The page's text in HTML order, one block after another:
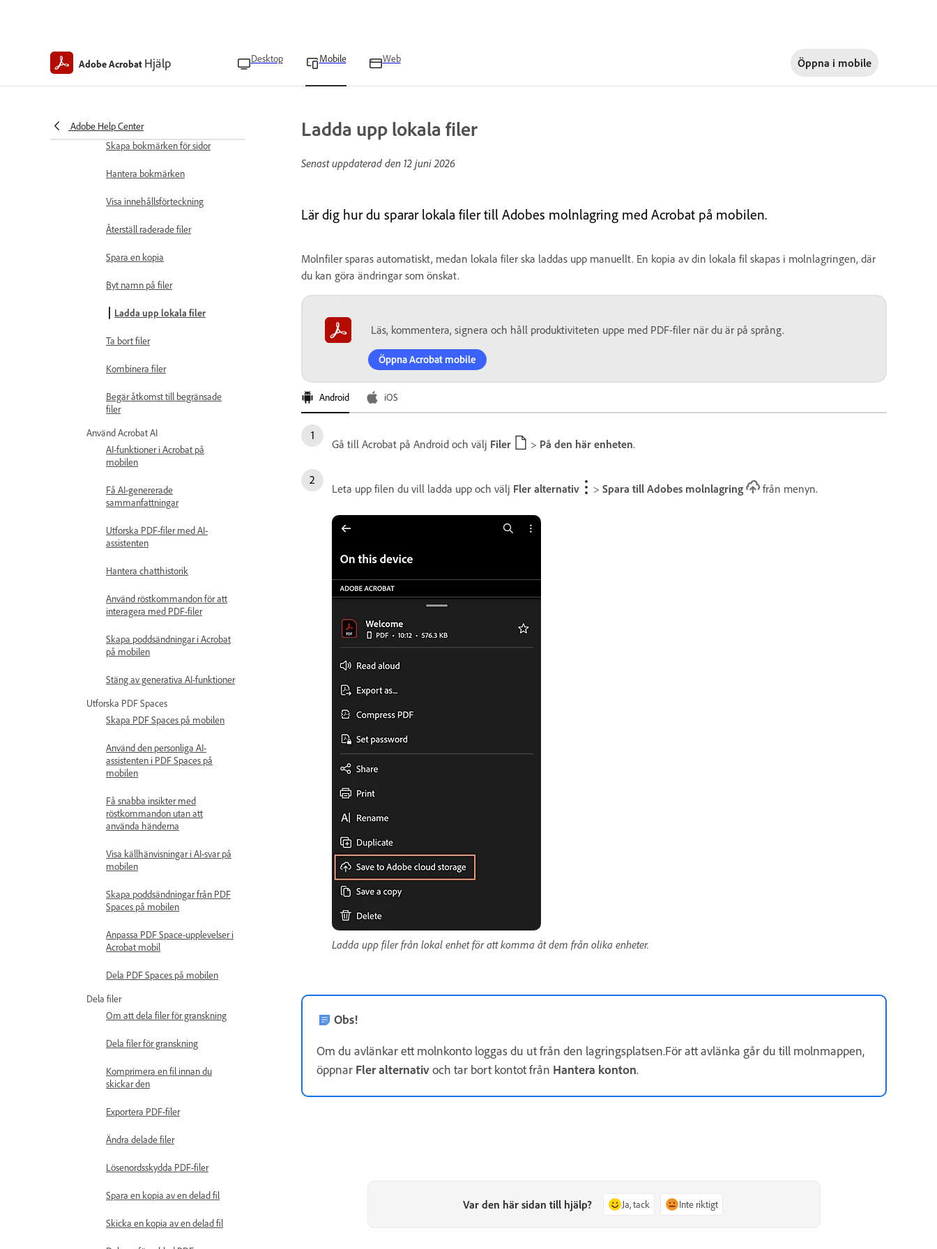
Adobe Acrobat Hjälp Desktop Mobile Web Öppna i mobile
Adobe Help Center
Se och hantera filer
Välj PDF-visningslägen
Skapa bokmärken för sidor
Hantera bokmärken
Visa innehållsförteckning
Återställ raderade filer
Spara en kopia
Byt namn på filer
Ladda upp lokala filer
Ta bort filer
Kombinera filer
Begär åtkomst till begränsade
filer
Använd Acrobat AI
AI-funktioner i Acrobat på
mobilen
Få AI-genererade
sammanfattningar
Utforska PDF-filer med AI-
assistenten
Hantera chatthistorik
Använd röstkommandon för att
interagera med PDF-filer
Skapa poddsändningar i Acrobat
på mobilen
Stäng av generativa AI-funktioner
Utforska PDF Spaces
Skapa PDF Spaces på mobilen
Använd den personliga AI-
assistenten i PDF Spaces på
mobilen
Få snabba insikter med
röstkommandon utan att
använda händerna
Visa källhänvisningar i AI-svar på
mobilen
Skapa poddsändningar från PDF
Spaces på mobilen
Anpassa PDF Space-upplevelser i
Acrobat mobil
Dela PDF Spaces på mobilen
Dela filer
Om att dela filer för granskning
Dela filer för granskning
Komprimera en fil innan du
skickar den
Exportera PDF-filer
Ändra delade filer
Lösenordsskydda PDF-filer
Spara en kopia av en delad fil
Skicka en kopia av en delad fil
Ladda upp lokala filer
Senast uppdaterad den 12 juni 2026
Lär dig hur du sparar lokala filer till Adobes molnlagring med Acrobat på mobilen.
Molnfiler sparas automatiskt, medan lokala filer ska laddas upp manuellt. En kopia av din lokala fil skapas i molnlagringen, där
du kan göra ändringar som önskat.
Läs, kommentera, signera och håll produktiviteten uppe med PDF-filer när du är på språng.
Öppna Acrobat mobile
Android iOS
Gå till Acrobat på Android och välj Filer > På den här enheten.
Leta upp filen du vill ladda upp och välj Fler alternativ > Spara till Adobes molnlagring från menyn.
Ladda upp filer från lokal enhet för att komma åt dem från olika enheter.
Obs!
Om du avlänkar ett molnkonto loggas du ut från den lagringsplatsen.För att avlänka går du till molnmappen,
öppnar Fler alternativoch tar bort kontot från Hantera konton.
Var den här sidan till hjälp? Ja, tack Inte riktigt